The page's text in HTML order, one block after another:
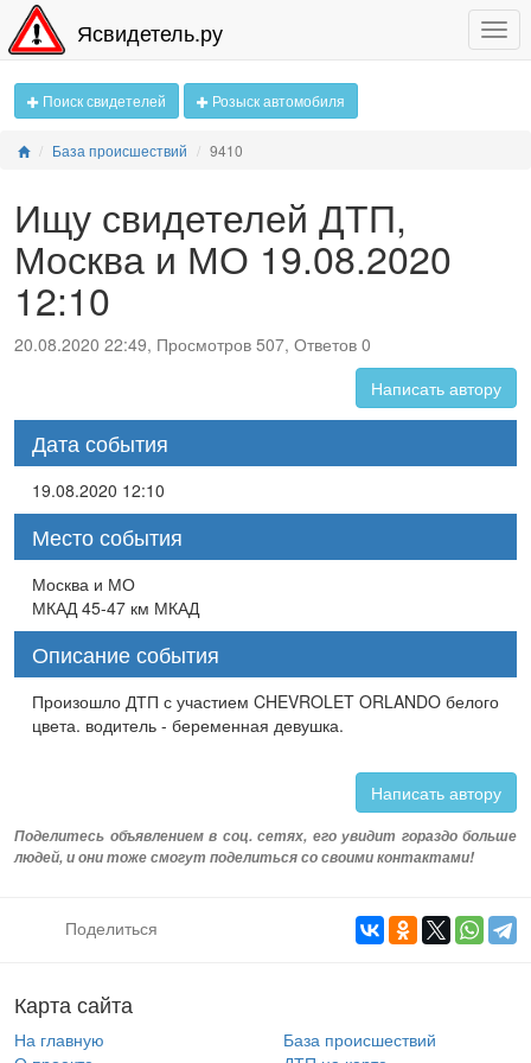
Ясвидетель.ру
Поиск свидетелей Розыск автомобиля
База происшествий 9410
Ищу свидетелей ДТП,
Москва и МО 19.08.2020
12:10
20.08.2020 22:49, Просмотров 507, Ответов 0
Написать автору
Дата события
19.08.2020 12:10
Место события
Москва и МО
МКАД 45-47 км МКАД
Описание события
Произошло ДТП с участием CHEVROLET ORLANDO белого
цвета. водитель - беременная девушка.
Написать автору
Поделитесь объявлением в соц. сетях, его увидит гораздо больше
людей, и они тоже смогут поделиться со своими контактами!
Поделиться
Карта сайта
На главную
База происшествий